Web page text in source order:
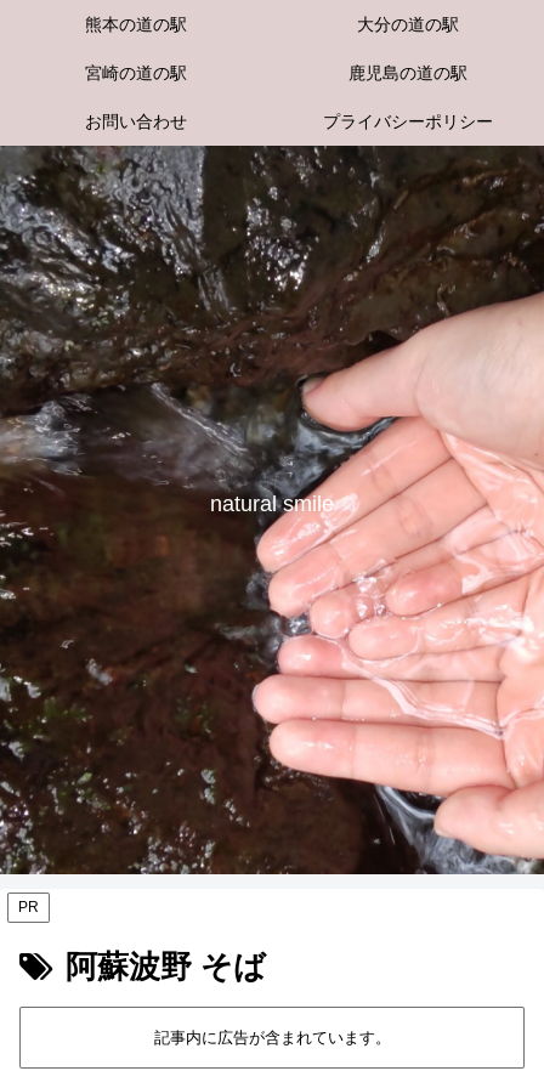
natural smile
熊本の道の駅 大分の道の駅
宮崎の道の駅 鹿児島の道の駅
お問い合わせ プライバシーポリシー
PR
阿蘇波野 そば
記事内に広告が含まれています。